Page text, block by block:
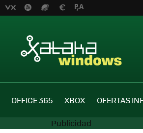
OFFICE 365 XBOX OFERTAS